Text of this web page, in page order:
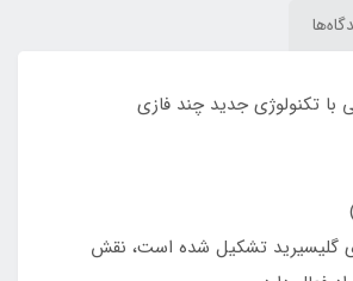
با تکنولوژی جدید چند فازی
گلیسیرید تشکیل شده است، نقش